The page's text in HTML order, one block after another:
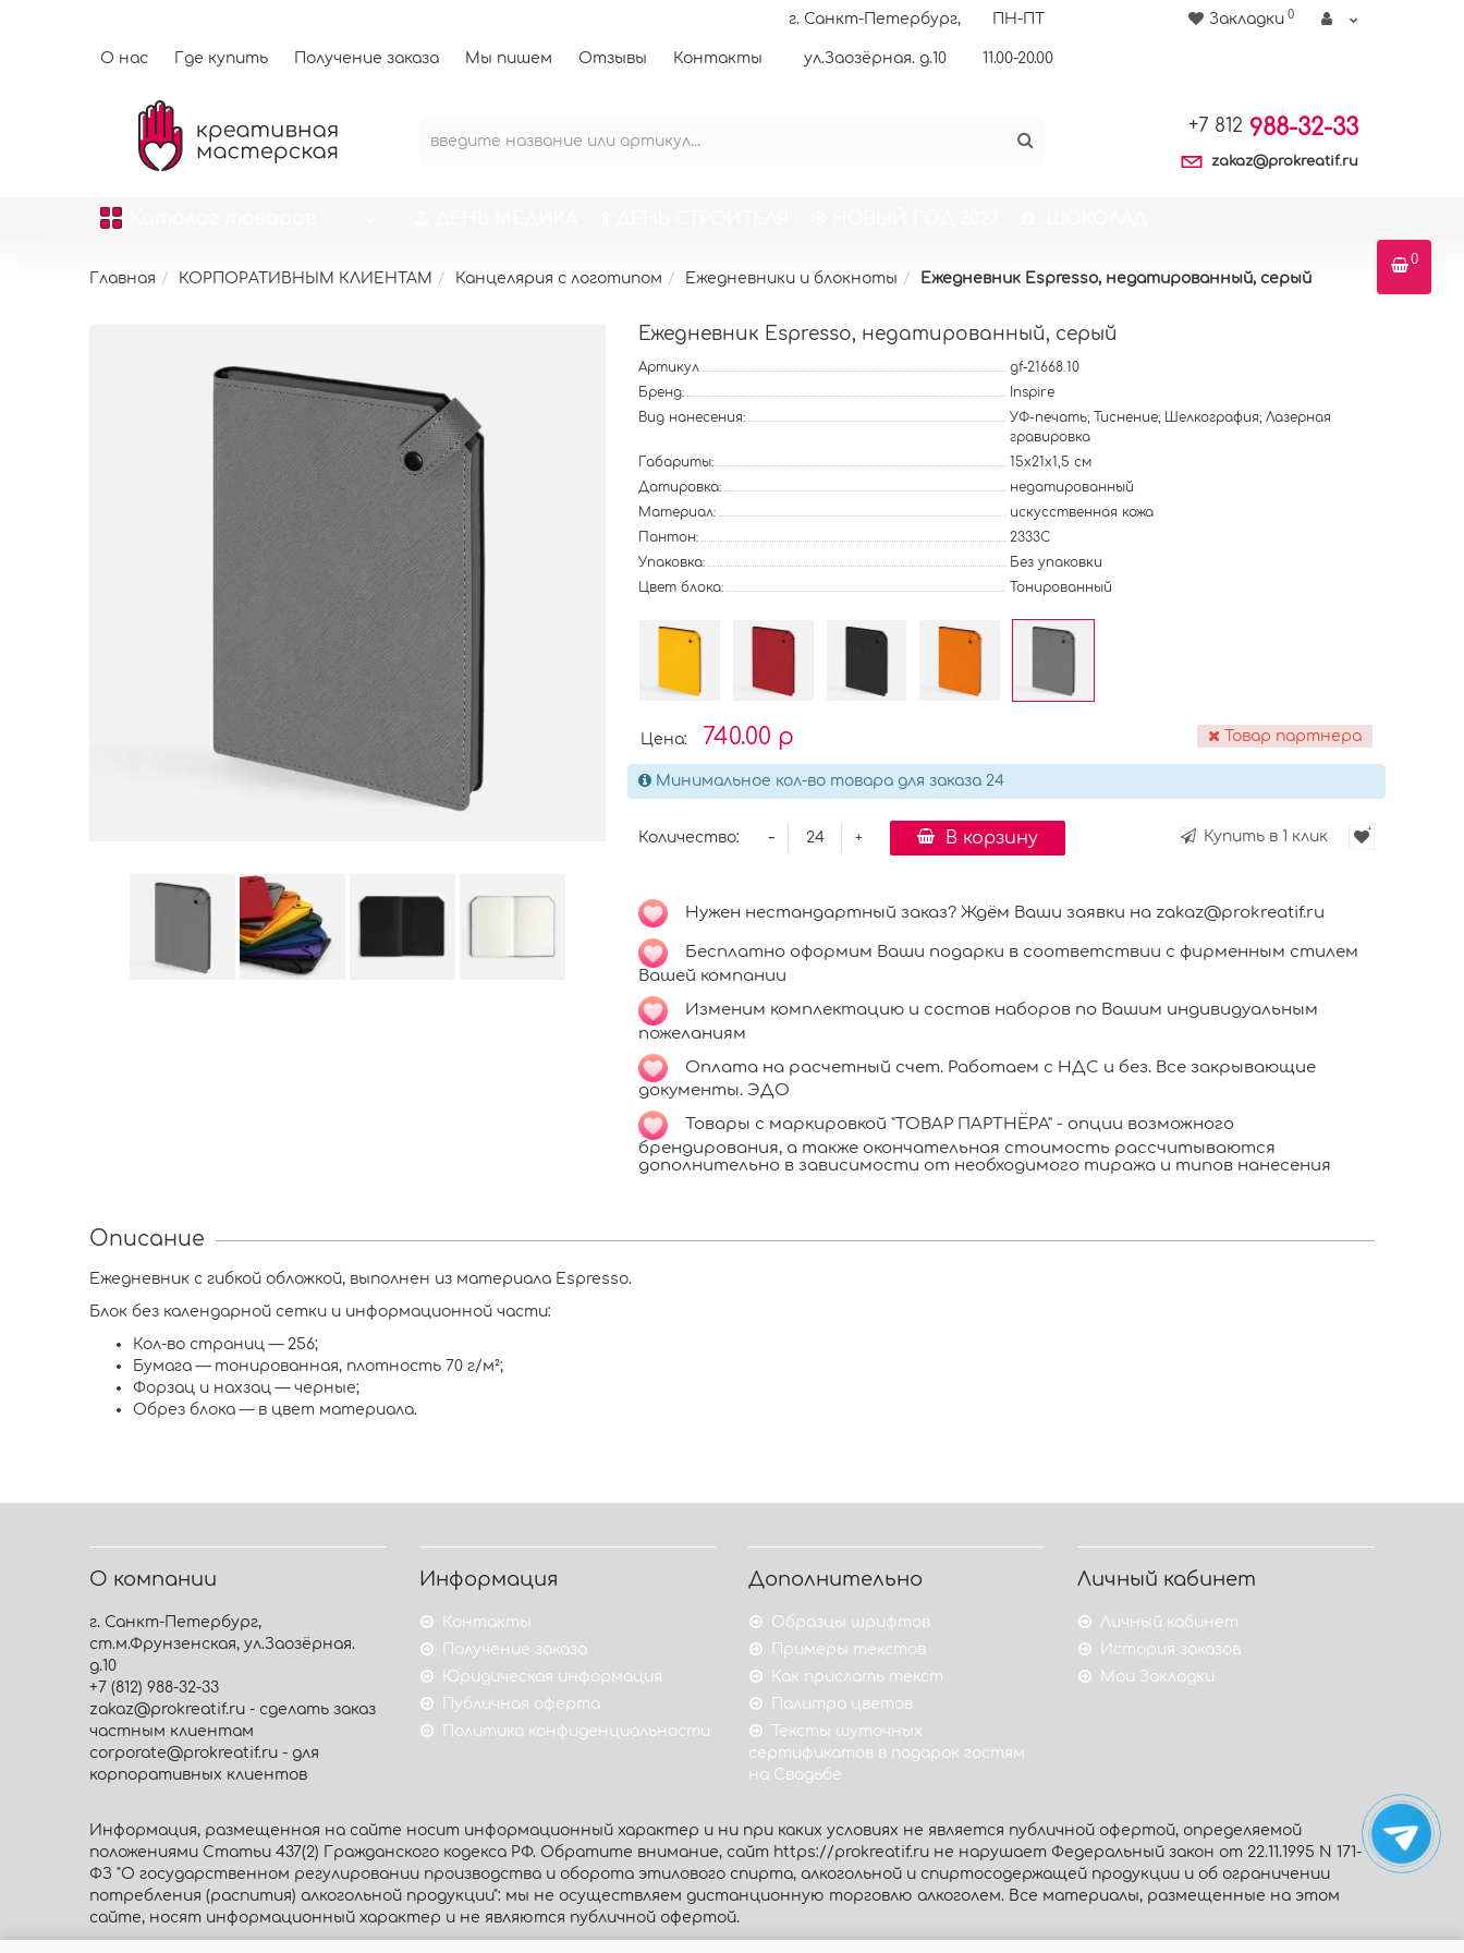
О нас Где купить Получение заказа Мы пишем Отзывы Контакты
г. Санкт-Петербург,
ул.Заозёрная. д.10
ПН-ПТ
11.00-20.00
Закладки 0
+7 812 988-32-33
zakaz@prokreatif.ru
0
Главная КОРПОРАТИВНЫМ КЛИЕНТАМ Канцелярия с логотипом Ежедневники и блокноты Ежедневник Espresso, недатированный, серый
Ежедневник Espresso, недатированный, серый
Артикул
gf-21668.10
Бренд:
Inspire
Вид нанесения:
УФ-печать; Тиснение; Шелкография; Лазерная
гравировка
Габариты:
15х21х1,5 см
Датировка:
недатированный
Материал:
искусственная кожа
Пантон:
2333C
Упаковка:
Без упаковки
Цвет блока:
Тонированный
Цена: 740.00 р Товар партнера
Минимальное кол-во товара для заказа 24
Количество: +
- В корзину Купить в 1 клик
Нужен нестандартный заказ? Ждём Ваши заявки на zakaz@prokreatif.ru
Бесплатно оформим Ваши подарки в соответствии с фирменным стилем
Вашей компании
Изменим комплектацию и состав наборов по Вашим индивидуальным
пожеланиям
Оплата на расчетный счет. Работаем с НДС и без. Все закрывающие
документы. ЭДО
Товары с маркировкой "ТОВАР ПАРТНЁРА" - опции возможного
брендирования, а также окончательная стоимость рассчитываются
дополнительно в зависимости от необходимого тиража и типов нанесения
Описание
Ежедневник с гибкой обложкой, выполнен из материала Espresso.
Блок без календарной сетки и информационной части:
Кол-во страниц — 256;
Бумага — тонированная, плотность 70 г/м²;
Форзац и нахзац — черные;
Обрез блока — в цвет материала.
О компании
г. Санкт-Петербург,
ст.м.Фрунзенская, ул.Заозёрная.
д.10
+7 (812) 988-32-33
zakaz@prokreatif.ru - сделать заказ
частным клиентам
corporate@prokreatif.ru - для
корпоративных клиентов
Информация
Контакты
Получение заказа
Юридическая информация
Публичная оферта
Политика конфиденциальности
Дополнительно
Образцы шрифтов
Примеры текстов
Как прислать текст
Палитра цветов
Тексты шуточных
сертификатов в подарок гостям
на Свадьбе
Личный кабинет
Личный кабинет
История заказов
Мои Закладки
Информация, размещенная на сайте носит информационный характер и ни при каких условиях не является публичной офертой, определяемой
положениями Статьи 437(2) Гражданского кодекса РФ. Обратите внимание, сайт https://prokreatif.ru не нарушает Федеральный закон от 22.11.1995 N 171-
ФЗ "О государственном регулировании производства и оборота этилового спирта, алкогольной и спиртосодержащей продукции и об ограничении
потребления (распития) алкогольной продукции": мы не осуществляем дистанционную торговлю алкоголем. Все материалы, размещенные на этом
сайте, носят информационный характер и не являются публичной офертой.